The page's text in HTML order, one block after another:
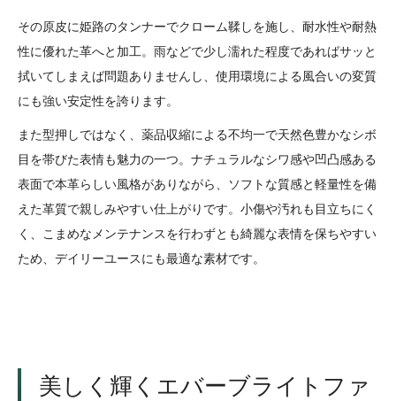
その原皮に姫路のタンナーでクローム鞣しを施し、耐水性や耐熱
性に優れた革へと加工。雨などで少し濡れた程度であればサッと
拭いてしまえば問題ありませんし、使用環境による風合いの変質
にも強い安定性を誇ります。
また型押しではなく、薬品収縮による不均一で天然色豊かなシボ
目を帯びた表情も魅力の一つ。ナチュラルなシワ感や凹凸感ある
表面で本革らしい風格がありながら、ソフトな質感と軽量性を備
えた革質で親しみやすい仕上がりです。小傷や汚れも目立ちにく
く、こまめなメンテナンスを行わずとも綺麗な表情を保ちやすい
ため、デイリーユースにも最適な素材です。
美しく輝くエバーブライトファ